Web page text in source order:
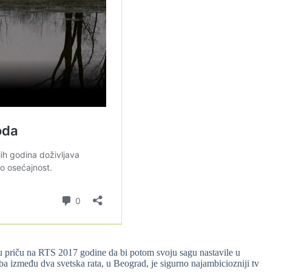
na RTS 2017 godine da bi potom svoju sagu nastavile u
između dva svetska rata, u Beograd, je sigurno najambiciozniji tv